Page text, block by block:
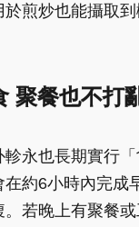
煎炒也能攝取
聚餐也不打
永也長期實行
約6小時內完成
。若晚上有聚餐